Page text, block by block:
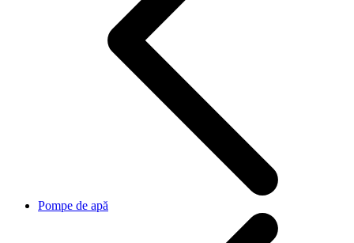
Pompe de apă